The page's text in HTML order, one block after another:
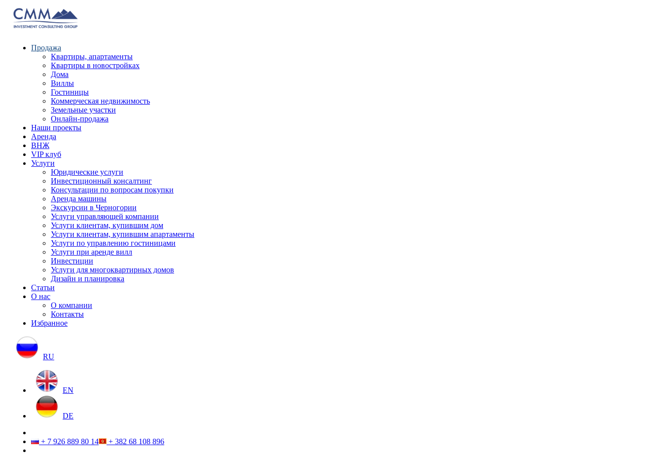
Продажа
Квартиры, апартаменты
Квартиры в новостройках
Дома
Виллы
Гостиницы
Коммерческая недвижимость
Земельные участки
Онлайн-продажа
Наши проекты
Аренда
ВНЖ
VIP клуб
Услуги
Юридические услуги
Инвестиционный консалтинг
Консультации по вопросам покупки
Аренда машины
Экскурсии в Черногории
Услуги управляющей компании
Услуги клиентам, купившим дом
Услуги клиентам, купившим апартаменты
Услуги по управлению гостиницами
Услуги при аренде вилл
Инвестиции
Услуги для многоквартирных домов
Дизайн и планировка
Статьи
О нас
О компании
Контакты
Избранное
RU
EN
DE
+ 7 926 889 80 14 + 382 68 108 896